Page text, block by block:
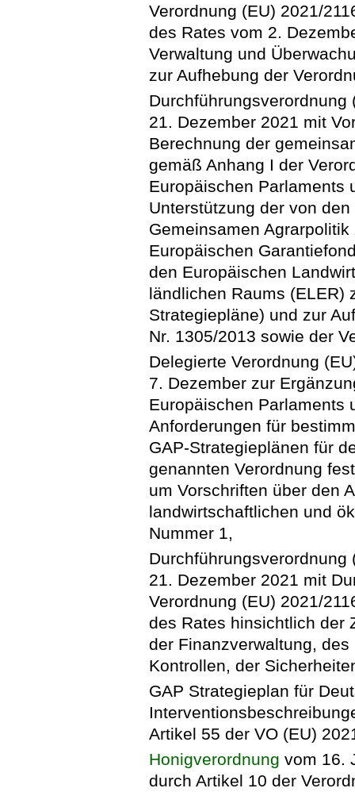
Verordnung (EU) 2021/
des Rates vom 2.
Verwaltung und
zur Aufhebung der
21. Dezember 2021 mit
Berechnung der
gemäß Anhang I der
Europäischen Parlaments
Unterstützung der von
Gemeinsamen
Europäischen
den Europäischen
ländlichen Raums (ELER)
Strategiepläne) und zur
Nr. 1305/2013 sowie der
Delegierte Verordnung
7. Dezember zur
Europäischen Parlaments
Anforderungen für
GAP-Strategieplänen für
genannten Verordnung
um Vorschriften über den
landwirtschaftlichen und
Nummer 1,
21. Dezember 2021 mit
Verordnung (EU) 2021/
des Rates hinsichtlich der
der Finanzverwaltung,
Kontrollen, der
GAP Strategieplan für
Artikel 55 der VO (EU)
Honigverordnung vom 16.
durch Artikel 10 der